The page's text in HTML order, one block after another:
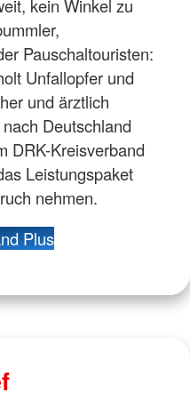
kein Winkel zu
Pauschaltouristen:
Unfallopfer und
und ärztlich
Deutschland
DRK-Kreisverband
Leistungspaket
nehmen.
Plus